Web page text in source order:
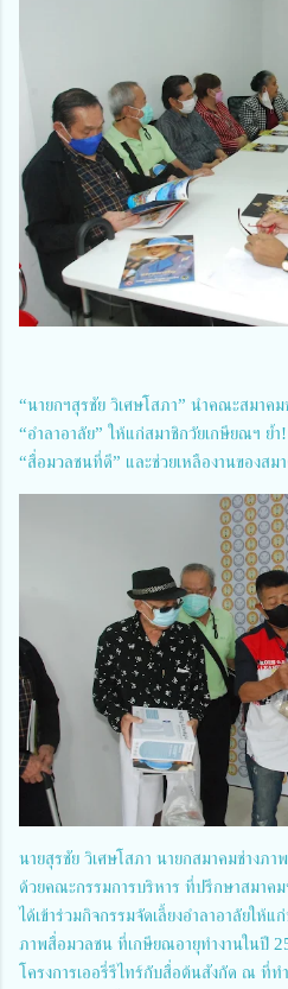
“นายกฯสุรชัย วิเศษโสภา” นำคณะสมาค
“อำลาอาลัย” ให้แก่สมาชิกวัยเกษียณฯ ย้
“สื่อมวลชนที่ดี” และช่วยเหลืองานของสม
นายสุรชัย วิเศษโสภา นายกสมาคมช่างภ
ด้วยคณะกรรมการบริหาร ที่ปรึกษาสมาค
ได้เข้าร่วมกิจกรรมจัดเลี้ยงอำลาอาลัยให้
ภาพสื่อมวลชน ที่เกษียณอายุทำงานในปี
โครงการเออรี่รีไทร์กับสื่อต้นสังกัด ณ ที่